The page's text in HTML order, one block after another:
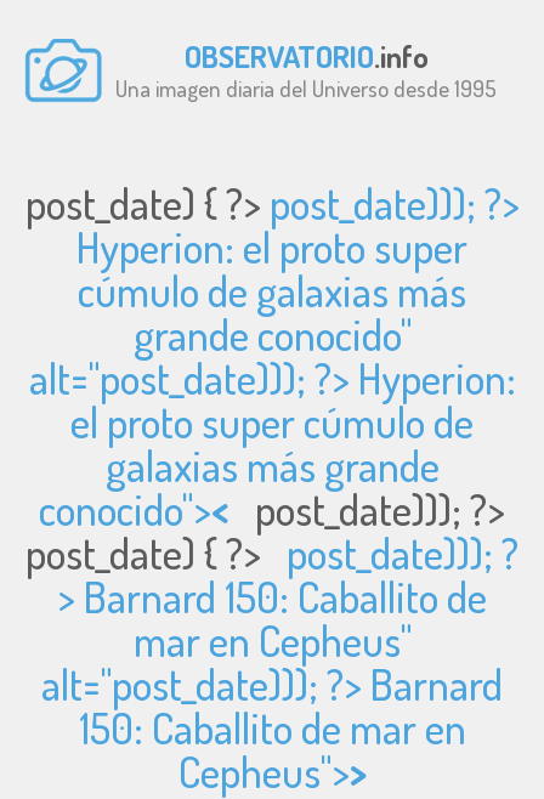
OBSERVATORIO.info
Una imagen diaria del Universo desde 1995
post_date) { ?> post_date))); ?>
Hyperion: el proto super
cúmulo de galaxias más
grande conocido"
alt="post_date))); ?> Hyperion:
el proto super cúmulo de
galaxias más grande
conocido">< post_date))); ?>
post_date) { ?> post_date))); ?
> Barnard 150: Caballito de
mar en Cepheus"
alt="post_date))); ?> Barnard
150: Caballito de mar en
Cepheus">>